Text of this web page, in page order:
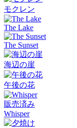
モクレン
The Lake
The Sunset
海辺の崖
午後の花
販売済み
Whisper